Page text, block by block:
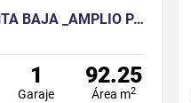
DEPARTAMENTO PLANTA BAJA _AMPLIO PATIO EN URBANIZACIÓN SANTA CECILIA
1
Garaje
92.25
Área m2